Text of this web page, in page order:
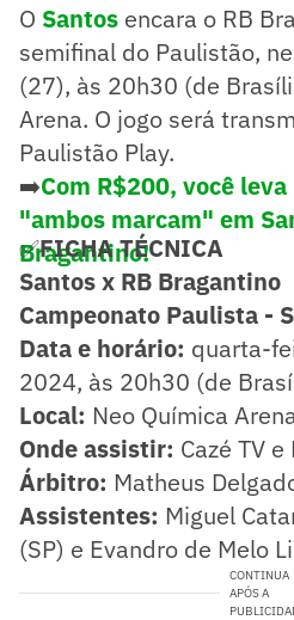
O Santos encara o RB
semifinal do Paulistão,
(27), às 20h30 (de
Arena. O jogo será
Paulistão Play.
➡️Com R$200, você
"ambos marcam" em
Bragantino!
✅FICHA TÉCNICA
Santos x RB Bragantino
Campeonato Paulista -
Data e horário: quarta-
2024, às 20h30 (de
Local: Neo Química
Onde assistir: Cazé TV
Árbitro: Matheus
Assistentes: Miguel
(SP) e Evandro de Melo
CONTINUA
APÓS A